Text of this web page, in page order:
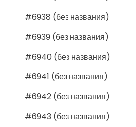
#6938 (без названия)
#6939 (без названия)
#6940 (без названия)
#6941 (без названия)
#6942 (без названия)
#6943 (без названия)